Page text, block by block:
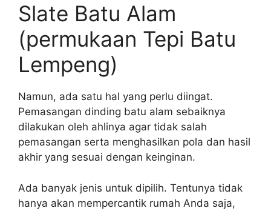
Slate Batu Alam
(permukaan Tepi Batu
Lempeng)
Namun, ada satu hal yang perlu diingat.
Pemasangan dinding batu alam sebaiknya
dilakukan oleh ahlinya agar tidak salah
pemasangan serta menghasilkan pola dan hasil
akhir yang sesuai dengan keinginan.
Ada banyak jenis untuk dipilih. Tentunya tidak
hanya akan mempercantik rumah Anda saja,